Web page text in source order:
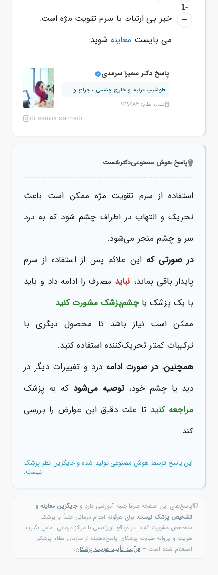
-1
خیر بی ارتباط با سرم تقویت مژه است.
می بایست معاینه شوید.
پاسخ دکتر سمیرا سرمدی
فلوشیپ قرنیه و خارج چشمی ، جراح و متخ...
شماره نظام: 138284
dr.samira.sarmadi
پاسخ هوش مصنوعیدکترهَست
استفاده از سرم تقویت مژه ممکن است باعث
تحریک و التهاب در اطراف چشم شود که به درد
سر و چشم منجر می‌شود.
در صورتی که این علائم پس از استفاده از سرم
پایدار باقی بماند، نباید مصرف را ادامه داد و باید
با یک پزشک یاچشم‌پزشک مشورت کنید.
ممکن است نیاز باشد تا محصول دیگری با
ترکیبات کمتر تحریک‌کننده استفاده کنید.
همچنین،در صورت ادامه درد و تغییرات دیگر در
دید یا چشم خود،توصیه می‌شود که به پزشک
مراجعه کنید تا علت دقیق این عوارض را بررسی
کند.
این پاسخ توسط هوش مصنوعی تولید شده و جایگزین نظر پزشک
نیست.
پاسخ‌های این صفحه صرفاً جنبه آموزشی دارد وجایگزین معاینه و
تشخیص پزشک نیست. برای هرگونه اقدام درمانی حتماً با پزشک
متخصص مشورت کنید. در مواقع اورژانسی با مراکز درمانی تماس بگیرید.
هویت و پروانه طبابت پزشکان پاسخ‌دهنده از سازمان نظام پزشکی
استعلام شده است —فرآیند تأیید هویت پزشکان.